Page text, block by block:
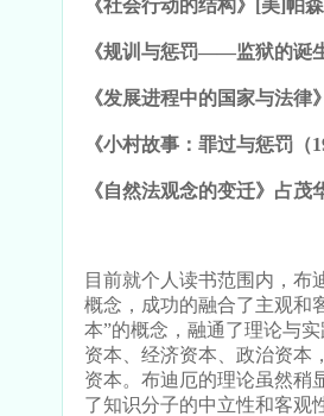
《社会行动的结构》[美]帕
《规训与惩罚——监狱的诞
《发展进程中的国家与法
《小村故事：罪过与惩罚
《自然法观念的变迁》占茂
目前就个人读书范围内，布
概念，成功的融合了主观和
本”的概念，融通了理论与
资本、经济资本、政治资本
资本。布迪厄的理论虽然稍
了知识分子的中立性和客观